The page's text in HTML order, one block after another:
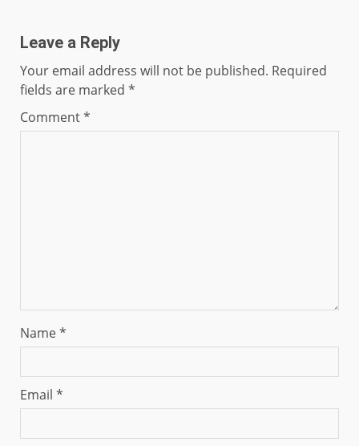
Leave a Reply
Your email address will not be published. Required
fields are marked *
Comment*
Name*
Email *